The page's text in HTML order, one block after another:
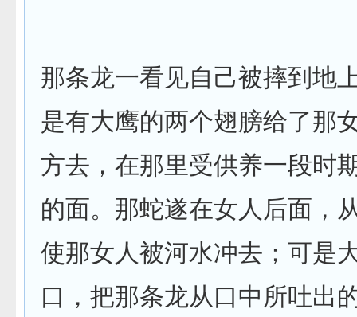
那条龙一看见自己被摔到地
是有大鹰的两个翅膀给了那
方去，在那里受供养一段时
的面。那蛇遂在女人后面，
使那女人被河水冲去；可是
口，把那条龙从口中所吐出